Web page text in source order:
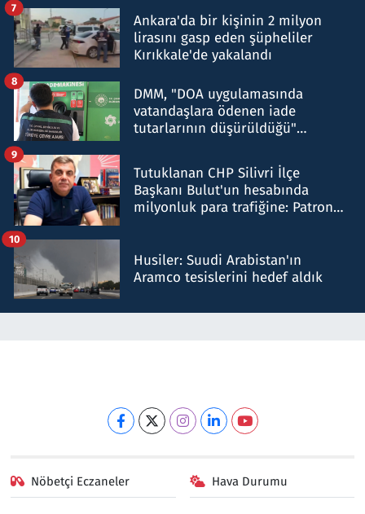
Ankara'da bir kişinin 2 milyon
lirasını gasp eden şüpheliler
Kırıkkale'de yakalandı
7
DMM, "DOA uygulamasında
vatandaşlara ödenen iade
tutarlarının düşürüldüğü"
8
Tutuklanan CHP Silivri İlçe
Başkanı Bulut'un hesabında
milyonluk para trafiğine: Patron
9
Husiler: Suudi Arabistan'ın
Aramco tesislerini hedef aldık
10
Nöbetçi Eczaneler Hava Durumu